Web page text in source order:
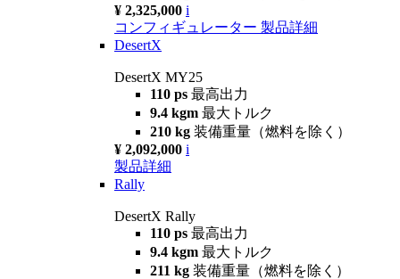
¥ 2,325,000 i
コンフィギュレーター 製品詳細
DesertX
DesertX MY25
110 ps 最高出力
9.4 kgm 最大トルク
210 kg 装備重量（燃料を除く）
¥ 2,092,000 i
製品詳細
Rally
DesertX Rally
110 ps 最高出力
9.4 kgm 最大トルク
211 kg 装備重量（燃料を除く）